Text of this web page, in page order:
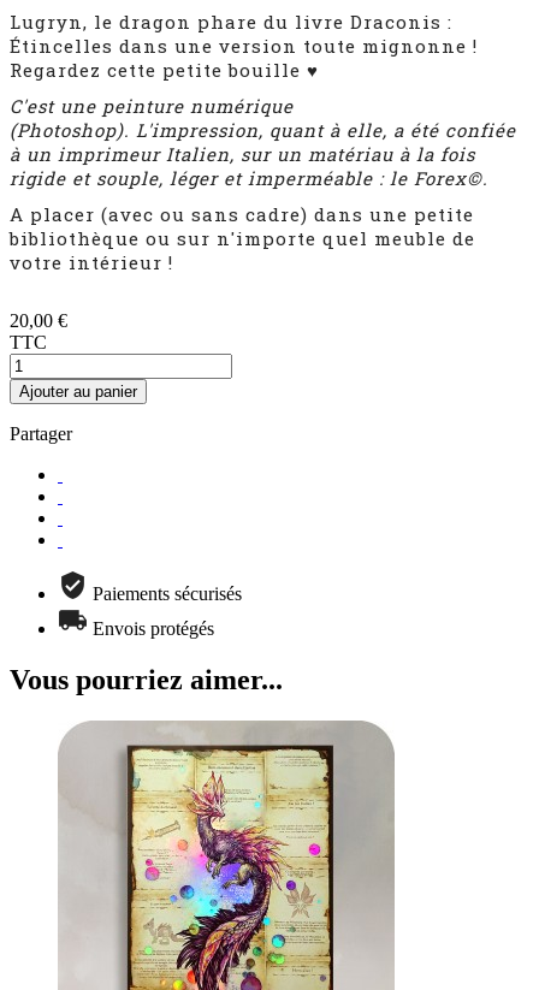
Lugryn, le dragon phare du livre Draconis :
Étincelles dans une version toute mignonne !
Regardez cette petite bouille ♥
C'est une peinture numérique
(Photoshop). L'impression, quant à elle, a été confiée
à un imprimeur Italien, sur un matériau à la fois
rigide et souple, léger et imperméable : le Forex©.
A placer (avec ou sans cadre) dans une petite
bibliothèque ou sur n'importe quel meuble de
votre intérieur !
20,00 €
TTC
Ajouter au panier
Partager
Paiements sécurisés
Envois protégés
Vous pourriez aimer...